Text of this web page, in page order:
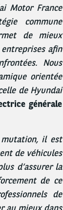
Motor France
commune
de mieux
afin
Nous
orientée
de Hyundai
générale
mutation, il est
de véhicules
d’assurer la
de ce
de
au mieux dans